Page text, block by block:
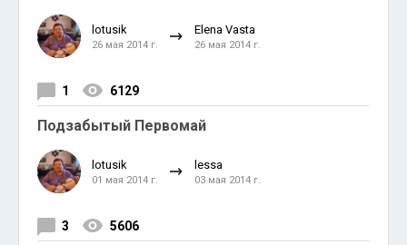
lotusik
26 мая 2014 г.
Elena Vasta
26 мая 2014 г.
1 6129
Подзабытый Первомай
lotusik
01 мая 2014 г.
lessa
03 мая 2014 г.
3 5606